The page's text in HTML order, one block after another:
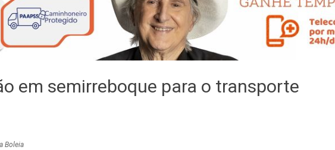
em semirreboque para o transporte
Boleia